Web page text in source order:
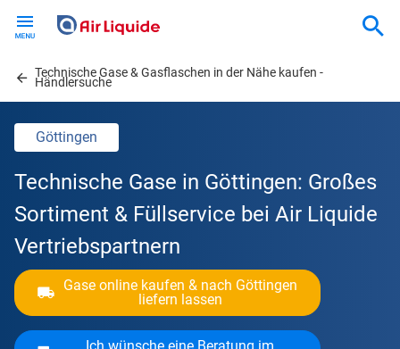
content
Technische Gase & Gasflaschen in der Nähe kaufen -
Händlersuche
Göttingen
Technische Gase in Göttingen: Großes
Sortiment & Füllservice bei Air Liquide
Vertriebspartnern
Gase online kaufen & nach Göttingen
liefern lassen